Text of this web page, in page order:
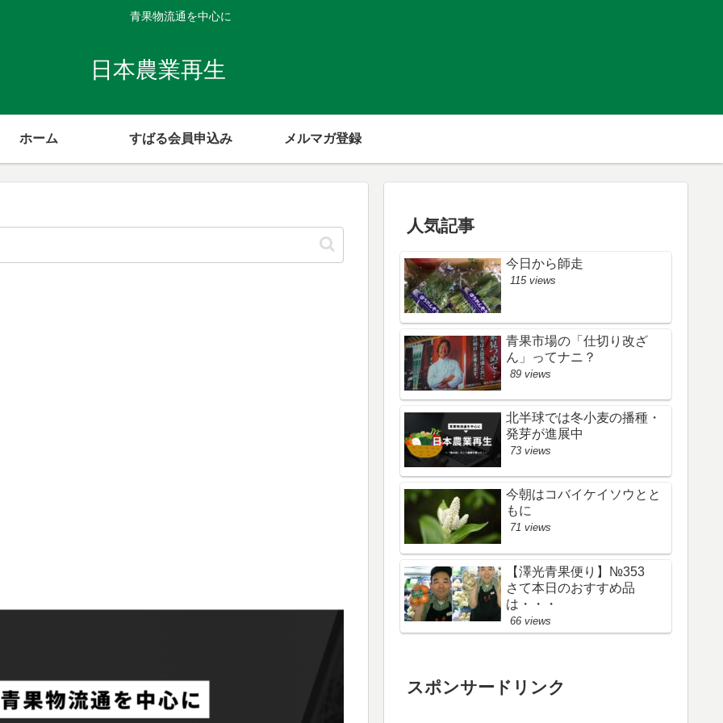
青果物流通を中心に
日本農業再生
ホーム すばる会員申込み メルマガ登録
人気記事
今日から師走
115 views
青果市場の「仕切り改ざ
ん」ってナニ？
89 views
北半球では冬小麦の播種・
発芽が進展中
73 views
今朝はコバイケイソウとと
もに
71 views
【澤光青果便り】№353
さて本日のおすすめ品
は・・・
66 views
スポンサードリンク